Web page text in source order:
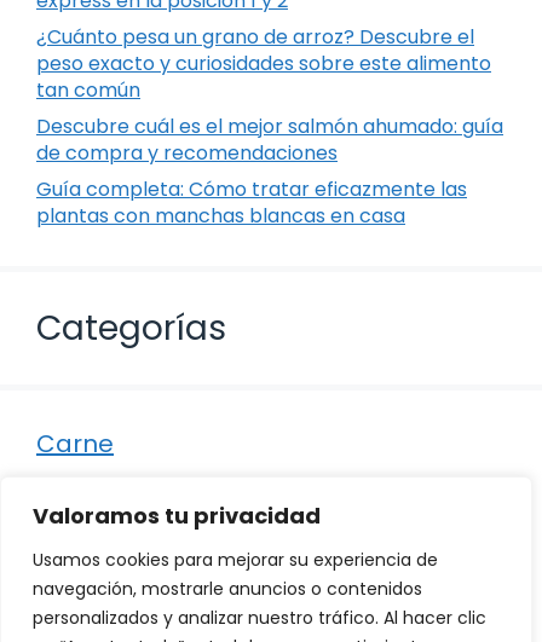
Valoramos tu privacidad
Usamos cookies para mejorar su experiencia de
navegación, mostrarle anuncios o contenidos
personalizados y analizar nuestro tráfico. Al hacer clic
¿Cuánto pesa un grano de arroz? Descubre el
peso exacto y curiosidades sobre este alimento
tan común
Descubre cuál es el mejor salmón ahumado: guía
de compra y recomendaciones
Guía completa: Cómo tratar eficazmente las
plantas con manchas blancas en casa
Categorías
Carne
Otro
Pescado